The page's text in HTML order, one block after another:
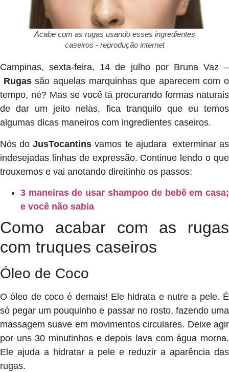
Acabe com as rugas usando esses ingredientes
caseiros - reprodução internet
Campinas, sexta-feira, 14 de julho por Bruna Vaz –
Rugassão aquelas marquinhas que aparecem com o
tempo, né? Mas se você tá procurando formas naturais
de dar um jeito nelas, fica tranquilo que eu temos
algumas dicas maneiros com ingredientes caseiros.
Nós doJusTocantins vamos te ajudara exterminar as
indesejadas linhas de expressão. Continue lendo o que
trouxemos e vai anotando direitinho os passos:
3 maneiras de usar shampoo de bebê em casa;
e você não sabia
Como acabar com as rugas
com truques caseiros
Óleo de Coco
O óleo de coco é demais! Ele hidrata e nutre a pele. É
só pegar um pouquinho e passar no rosto, fazendo uma
massagem suave em movimentos circulares. Deixe agir
por uns 30 minutinhos e depois lava com água morna.
Ele ajuda a hidratar a pele e reduzir a aparência das
rugas.